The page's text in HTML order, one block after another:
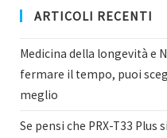
ARTICOLI RECENTI
Medicina della longevità e
fermare il tempo, puoi
meglio
Se pensi che PRX-T33 Plus